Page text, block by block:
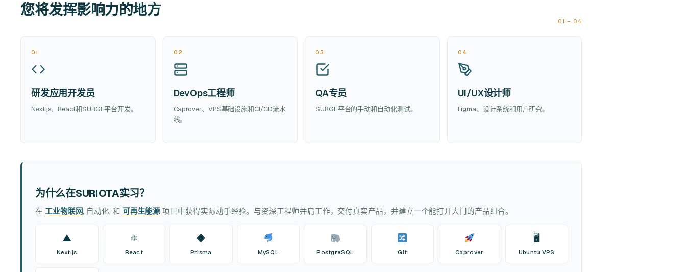
您将发挥影响力的地方
01 – 04
01
研发应用开发员
Next.js、React和SURGE平台开发。
02
DevOps工程师
Caprover、VPS基础设施和CI/CD流水
线。
03
QA专员
SURGE平台的手动和自动化测试。
04
UI/UX设计师
Figma、设计系统和用户研究。
为什么在SURIOTA实习？
在 工业物联网, 自动化, 和 可再生能源 项目中获得实际动手经验。与资深工程师并肩工作，交付真实产品，并建立一个能打开大门的产品组合。
▲
Next.js
⚛
React
◆
Prisma MySQL PostgreSQL Git Caprover
🖥
Ubuntu VPS